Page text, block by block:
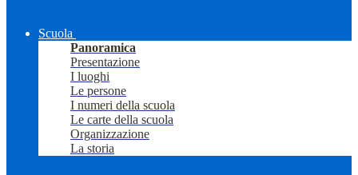
Scuola
Panoramica
Presentazione
I luoghi
Le persone
I numeri della scuola
Le carte della scuola
Organizzazione
La storia